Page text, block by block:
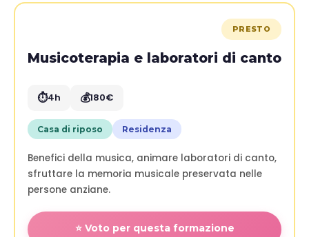
PRESTO
Musicoterapia e laboratori di canto
⏱️4h 💰180€
Casa di riposo Residenza
Benefici della musica, animare laboratori di canto,
sfruttare la memoria musicale preservata nelle
persone anziane.
⭐ Voto per questa formazione